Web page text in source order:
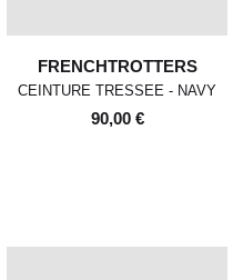
FRENCHTROTTERS
CEINTURE TRESSEE - NAVY
90,00 €